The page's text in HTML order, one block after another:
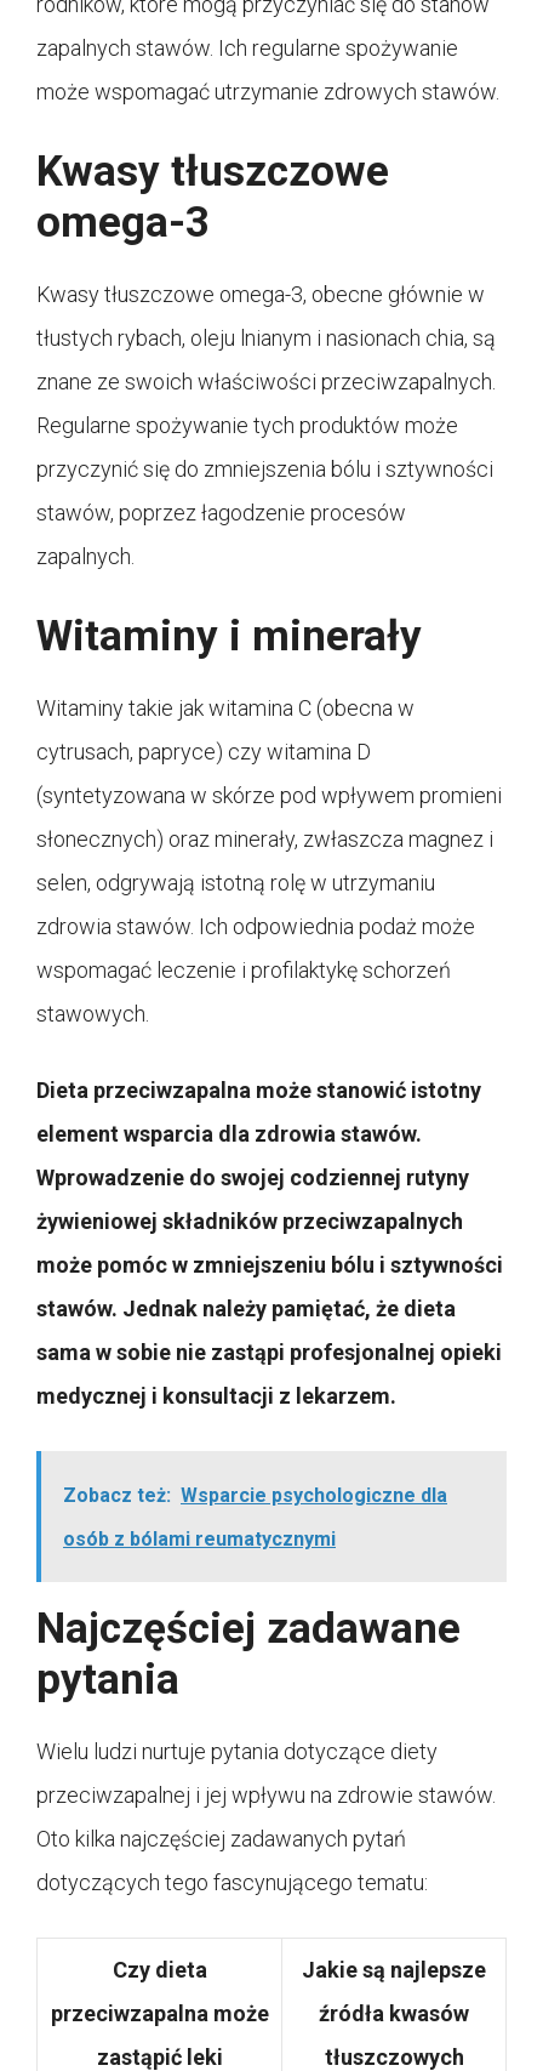
zapalnych stawów. Ich regularne spożywanie
może wspomagać utrzymanie zdrowych stawów.
Kwasy tłuszczowe
omega-3
Kwasy tłuszczowe omega-3, obecne głównie w
tłustych rybach, oleju lnianym i nasionach chia, są
znane ze swoich właściwości przeciwzapalnych.
Regularne spożywanie tych produktów może
przyczynić się do zmniejszenia bólu i sztywności
stawów, poprzez łagodzenie procesów
zapalnych.
Witaminy i minerały
Witaminy takie jak witamina C (obecna w
cytrusach, papryce) czy witamina D
(syntetyzowana w skórze pod wpływem promieni
słonecznych) oraz minerały, zwłaszcza magnez i
selen, odgrywają istotną rolę w utrzymaniu
zdrowia stawów. Ich odpowiednia podaż może
wspomagać leczenie i profilaktykę schorzeń
stawowych.
Dieta przeciwzapalna może stanowić istotny
element wsparcia dla zdrowia stawów.
Wprowadzenie do swojej codziennej rutyny
żywieniowej składników przeciwzapalnych
może pomóc w zmniejszeniu bólu i sztywności
stawów. Jednak należy pamiętać, że dieta
sama w sobie nie zastąpi profesjonalnej opieki
medycznej i konsultacji z lekarzem.
Zobacz też: Wsparcie psychologiczne dla
osób z bólami reumatycznymi
Najczęściej zadawane
pytania
Wielu ludzi nurtuje pytania dotyczące diety
przeciwzapalnej i jej wpływu na zdrowie stawów.
Oto kilka najczęściej zadawanych pytań
dotyczących tego fascynującego tematu:
Czy dieta
przeciwzapalna może
zastąpić leki
Jakie są najlepsze
źródła kwasów
tłuszczowych